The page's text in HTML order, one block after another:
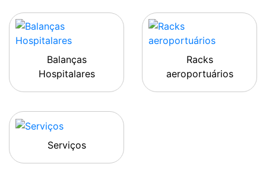
Balanças
Hospitalares
Racks
aeroportuários
Serviços